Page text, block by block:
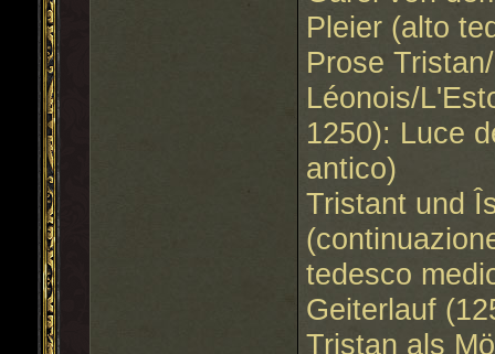
Pleier (alto
Prose
Léonois/
1250): Luce
antico)
Tristant und
tedesco
Geiterlauf
Tristan als